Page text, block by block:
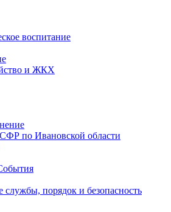
воспитание
и ЖКХ
по Ивановской области
службы, порядок и безопасность